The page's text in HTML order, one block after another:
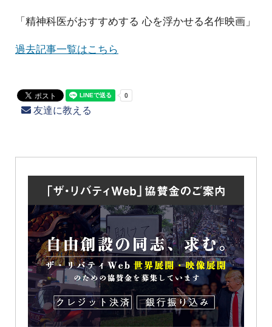
「精神科医がおすすめする 心を浮かせる名作映画」
過去記事一覧はこちら
友達に教える